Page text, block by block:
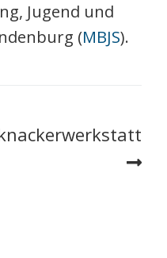
Jugend und
(MBJS).